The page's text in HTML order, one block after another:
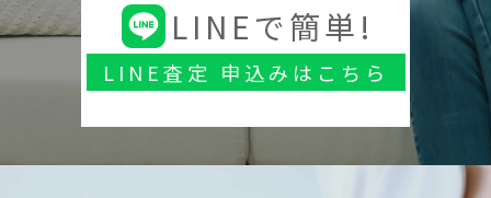
LINEで簡単!
LINE査定 申込みはこちら